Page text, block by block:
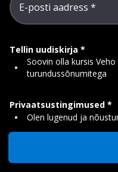
E-posti aadress
Tellin uudiskirja
Soovin olla kursis
turundussõnumitega
Privaatsustingimused
Olen lugenud ja